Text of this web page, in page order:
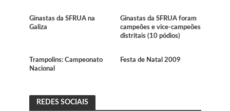
Ginastas da SFRUA na
Galiza
Ginastas da SFRUA foram
campeões e vice-campeões
distritais (10 pódios)
Trampolins: Campeonato
Nacional
Festa de Natal 2009
REDES SOCIAIS